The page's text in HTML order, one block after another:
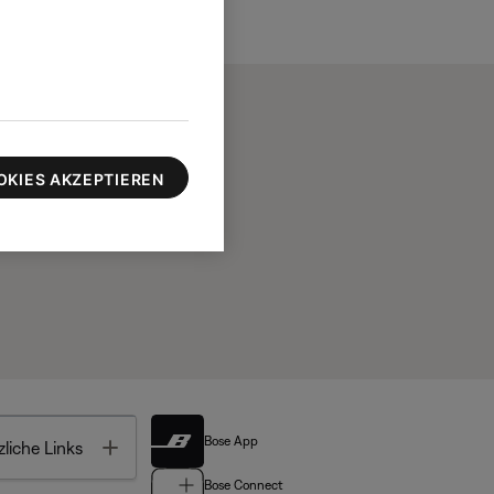
Links Toggle Bose App
Bose Connect
AKZEPTIEREN